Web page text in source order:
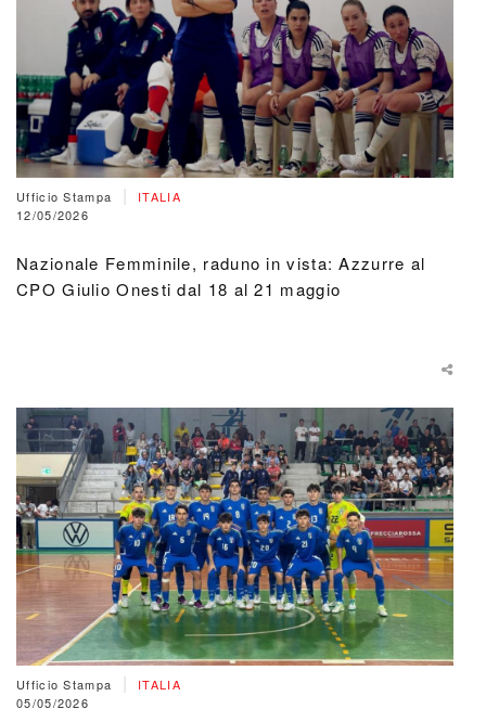
Ufficio Stampa
ITALIA
12/05/2026
Nazionale Femminile, raduno in vista: Azzurre al
CPO Giulio Onesti dal 18 al 21 maggio
Ufficio Stampa
ITALIA
05/05/2026